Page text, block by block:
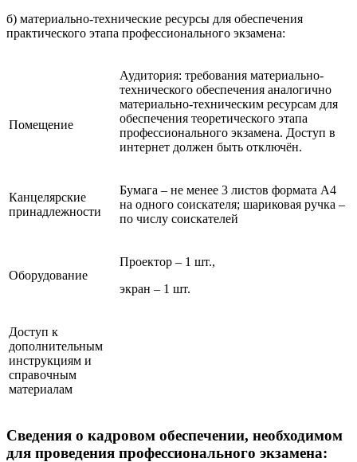
б) материально-технические ресурсы для обеспечения
практического этапа профессионального экзамена:
Помещение
Аудитория: требования материально-
технического обеспечения аналогично
материально-техническим ресурсам для
обеспечения теоретического этапа
профессионального экзамена. Доступ в
интернет должен быть отключён.
Канцелярские
принадлежности
Бумага – не менее 3 листов формата А4
на одного соискателя; шариковая ручка –
по числу соискателей
Оборудование
Проектор – 1 шт.,
экран – 1 шт.
Доступ к
дополнительным
инструкциям и
справочным
материалам
Сведения о кадровом обеспечении, необходимом
для проведения профессионального экзамена: